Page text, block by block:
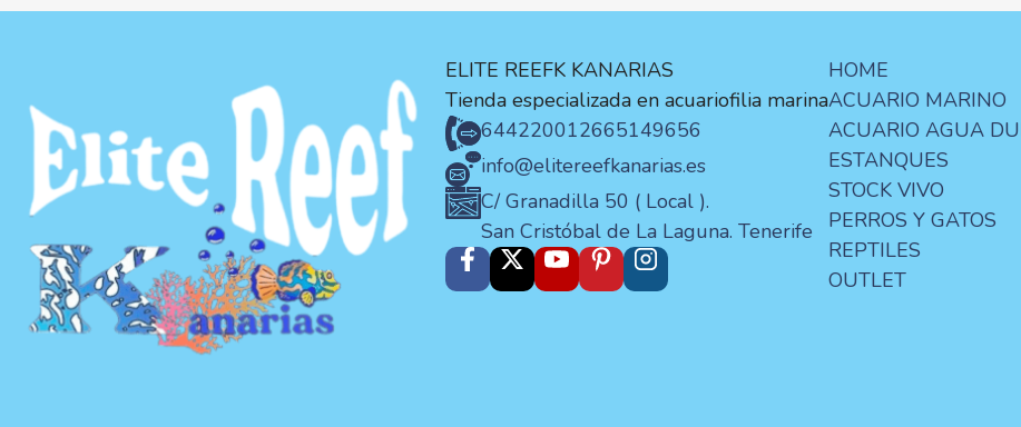
ELITE REEFK KANARIAS
Tienda especializada en acuariofilia marina
644220012665149656
info@elitereefkanarias.es
C/ Granadilla 50 ( Local ).
San Cristóbal de La Laguna. Tenerife
HOME
ACUARIO MARINO
ACUARIO AGUA
ESTANQUES
STOCK VIVO
PERROS Y GATOS
REPTILES
OUTLET